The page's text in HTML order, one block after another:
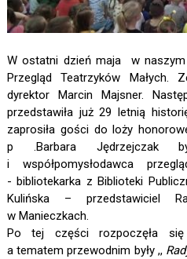
W ostatni dzień maja w naszym
Przegląd Teatrzyków Małych.
dyrektor Marcin Majsner.
przedstawiła już 29 letnią
zaprosiła gości do loży
p .Barbara Jędrzejczak
i współpomysłodawca
- bibliotekarka z Biblioteki
Kulińska – przedstawiciel
w Manieczkach.
Po tej części rozpoczęła
a tematem przewodnim były ,,